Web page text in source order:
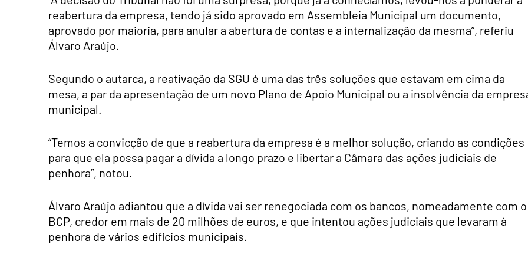
reabertura da empresa, tendo já sido aprovado em Assembleia Municipal um documento,
aprovado por maioria, para anular a abertura de contas e a internalização da mesma”, referiu
Álvaro Araújo.
Segundo o autarca, a reativação da SGU é uma das três soluções que estavam em cima da
mesa, a par da apresentação de um novo Plano de Apoio Municipal ou a insolvência da
municipal.
“Temos a convicção de que a reabertura da empresa é a melhor solução, criando as condições
para que ela possa pagar a dívida a longo prazo e libertar a Câmara das ações judiciais de
penhora”, notou.
Álvaro Araújo adiantou que a dívida vai ser renegociada com os bancos, nomeadamente com o
BCP, credor em mais de 20 milhões de euros, e que intentou ações judiciais que levaram à
penhora de vários edifícios municipais.